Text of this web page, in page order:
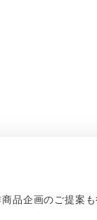
品企画のご提案